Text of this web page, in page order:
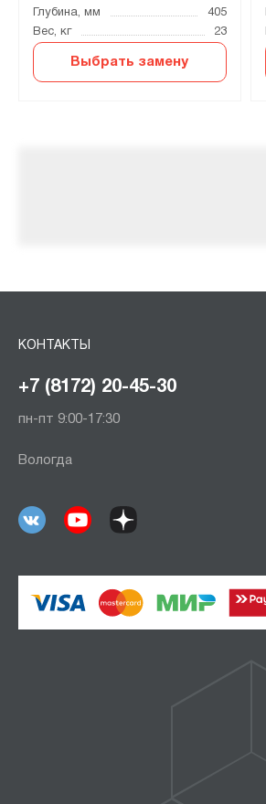
Глубина, мм
405
Вес, кг
23
Выбрать замену
КОНТАКТЫ
+7 (8172) 20-45-30
пн-пт 9:00-17:30
Вологда